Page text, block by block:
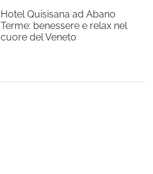
Hotel Quisisana ad Abano
Terme: benessere e relax nel
cuore del Veneto